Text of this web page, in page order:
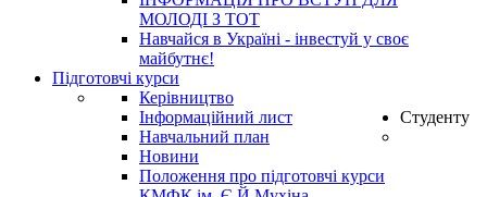
МОЛОДІ З ТОТ
Навчайся в Україні - інвестуй у своє
майбутнє!
Підготовчі курси
Керівництво
Інформаційний лист
Навчальний план
Новини
Положення про підготовчі курси
Студенту